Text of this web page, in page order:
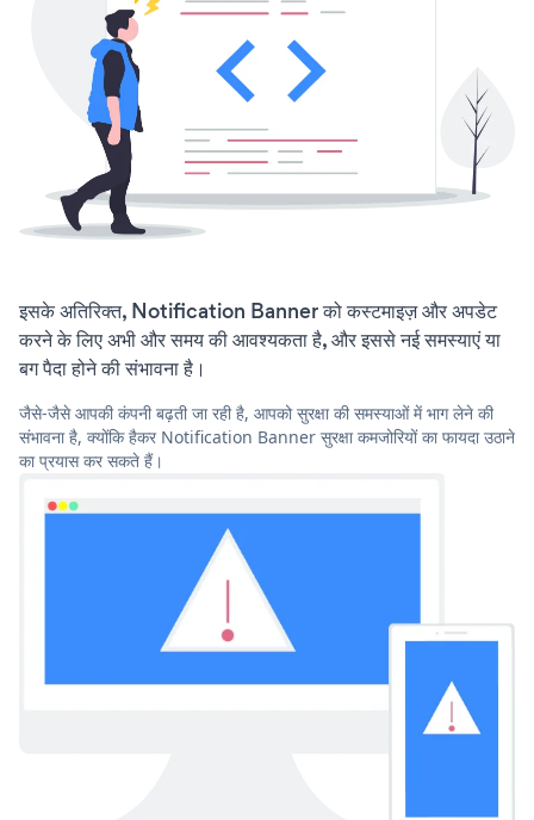
इसके अतिरिक्त, Notification Banner को कस्टमाइज़ और अपडेट
करने के लिए अभी और समय की आवश्यकता है, और इससे नई समस्याएं या
बग पैदा होने की संभावना है।
जैसे-जैसे आपकी कंपनी बढ़ती जा रही है, आपको सुरक्षा की समस्याओं में भाग लेने की
संभावना है, क्योंकि हैकर Notification Banner सुरक्षा कमजोरियों का फायदा उठाने
का प्रयास कर सकते हैं।